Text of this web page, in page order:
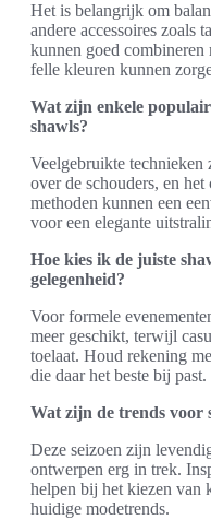
Het is belangrijk om
andere accessoires zoals
kunnen goed combineren
felle kleuren kunnen
Wat zijn enkele
shawls?
Veelgebruikte technieken
over de schouders, en
methoden kunnen een
voor een elegante
Hoe kies ik de juiste
gelegenheid?
Voor formele
meer geschikt, terwijl
toelaat. Houd rekening
die daar het beste bij past.
Wat zijn de trends voor
Deze seizoen zijn
ontwerpen erg in trek.
helpen bij het kiezen van
huidige modetrends.